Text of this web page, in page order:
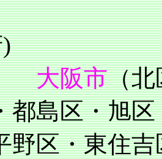
大阪市（北
都島区・旭
野区・東住吉